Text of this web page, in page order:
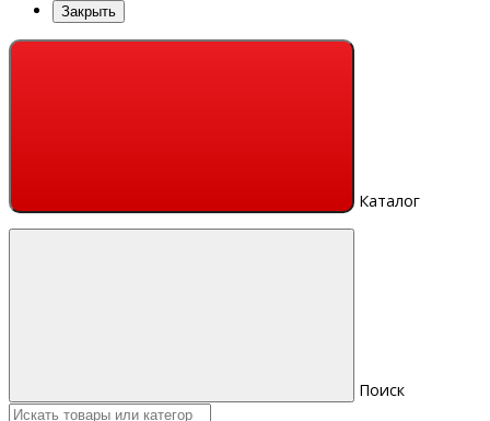
Закрыть
Каталог
Поиск